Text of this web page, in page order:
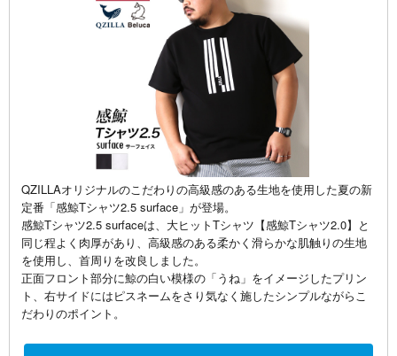
QZILLAオリジナルのこだわりの高級感のある生地を使用した夏の新
定番「感鯨Tシャツ2.5 surface」が登場。
感鯨Tシャツ2.5 surfaceは、大ヒットTシャツ【感鯨Tシャツ2.0】と
同じ程よく肉厚があり、高級感のある柔かく滑らかな肌触りの生地
を使用し、首周りを改良しました。
正面フロント部分に鯨の白い模様の「うね」をイメージしたプリン
ト、右サイドにはピスネームをさり気なく施したシンプルながらこ
だわりのポイント。